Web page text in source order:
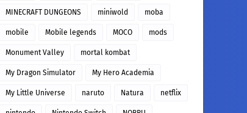
MINECRAFT DUNGEONS miniwold moba
mobile Mobile legends MOCO mods
Monument Valley mortal kombat
My Dragon Simulator My Hero Academia
My Little Universe naruto Natura netflix